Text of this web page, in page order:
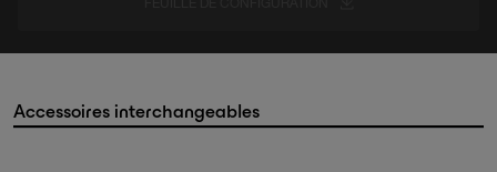
Accessoires interchangeables